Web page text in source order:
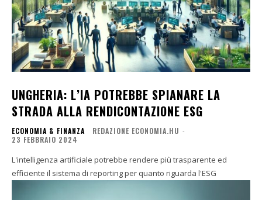
UNGHERIA: L’IA POTREBBE SPIANARE LA
STRADA ALLA RENDICONTAZIONE ESG
ECONOMIA & FINANZA REDAZIONE ECONOMIA.HU -
23 FEBBRAIO 2024
L'intelligenza artificiale potrebbe rendere più trasparente ed
efficiente il sistema di reporting per quanto riguarda l'ESG